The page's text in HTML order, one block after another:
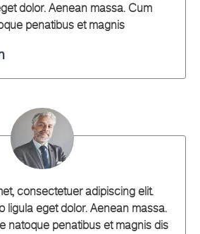
dolor. Aenean massa. Cum
penatibus et magnis
consectetuer adipiscing elit.
ligula eget dolor. Aenean massa.
natoque penatibus et magnis dis